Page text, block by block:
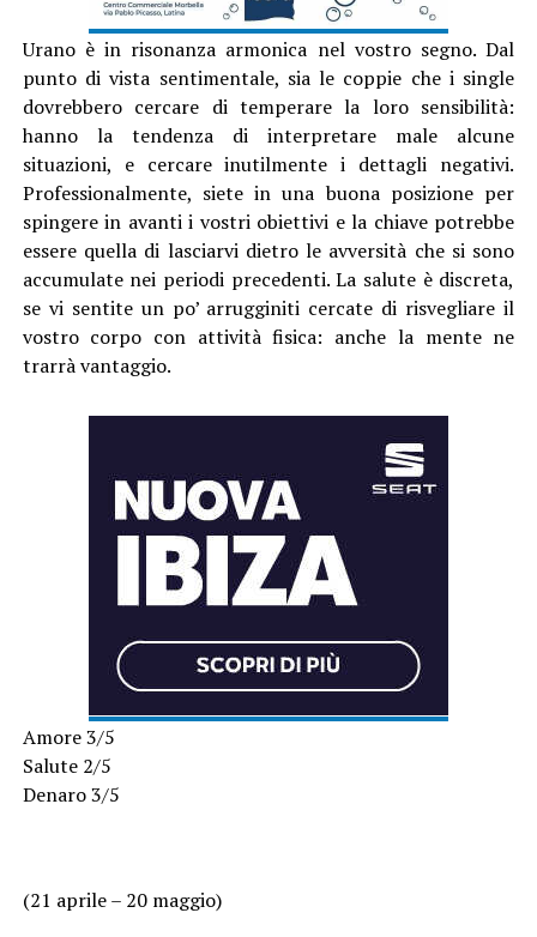
Urano è in risonanza armonica nel vostro segno. Dal
punto di vista sentimentale, sia le coppie che i single
dovrebbero cercare di temperare la loro sensibilità:
hanno la tendenza di interpretare male alcune
situazioni, e cercare inutilmente i dettagli negativi.
Professionalmente, siete in una buona posizione per
spingere in avanti i vostri obiettivi e la chiave potrebbe
essere quella di lasciarvi dietro le avversità che si sono
accumulate nei periodi precedenti. La salute è discreta,
se vi sentite un po’ arrugginiti cercate di risvegliare il
vostro corpo con attività fisica: anche la mente ne
trarrà vantaggio.
Amore 3/5
Salute 2/5
Denaro 3/5
(21 aprile – 20 maggio)